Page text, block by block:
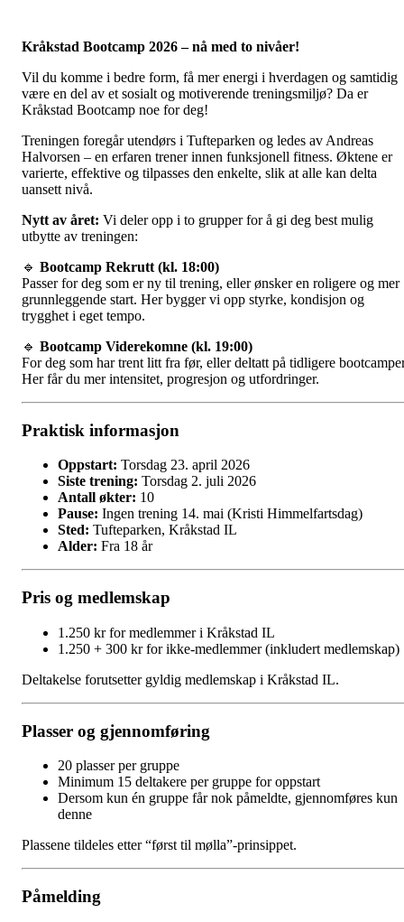
Kråkstad Bootcamp 2026 – nå med to nivåer!
Vil du komme i bedre form, få mer energi i hverdagen og samtidig
være en del av et sosialt og motiverende treningsmiljø? Da er
Kråkstad Bootcamp noe for deg!
Treningen foregår utendørs i Tufteparken og ledes av Andreas
Halvorsen – en erfaren trener innen funksjonell fitness. Øktene er
varierte, effektive og tilpasses den enkelte, slik at alle kan delta
uansett nivå.
Nytt av året: Vi deler opp i to grupper for å gi deg best mulig
utbytte av treningen:
🔹 Bootcamp Rekrutt (kl. 18:00)
Passer for deg som er ny til trening, eller ønsker en roligere og mer
grunnleggende start. Her bygger vi opp styrke, kondisjon og
trygghet i eget tempo.
🔹 Bootcamp Viderekomne (kl. 19:00)
For deg som har trent litt fra før, eller deltatt på tidligere
Her får du mer intensitet, progresjon og utfordringer.
Praktisk informasjon
Oppstart: Torsdag 23. april 2026
Siste trening: Torsdag 2. juli 2026
Antall økter: 10
Pause: Ingen trening 14. mai (Kristi Himmelfartsdag)
Sted: Tufteparken, Kråkstad IL
Alder: Fra 18 år
Pris og medlemskap
1.250 kr for medlemmer i Kråkstad IL
1.250 + 300 kr for ikke-medlemmer (inkludert medlemskap)
Deltakelse forutsetter gyldig medlemskap i Kråkstad IL.
Plasser og gjennomføring
20 plasser per gruppe
Minimum 15 deltakere per gruppe for oppstart
Dersom kun én gruppe får nok påmeldte, gjennomføres kun
denne
Plassene tildeles etter “først til mølla”-prinsippet.
Påmelding